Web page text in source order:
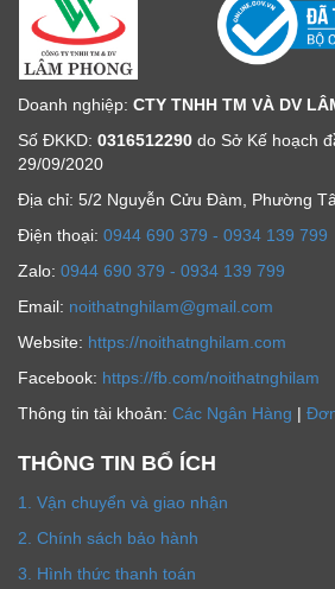
Doanh nghiệp: CTY TNHH TM VÀ DV
Số ĐKKD: 0316512290 do Sở Kế hoạch
29/09/2020
Địa chỉ: 5/2 Nguyễn Cửu Đàm, Phường
Ðiện thoại: 0944 690 379 - 0934 139 799
Zalo: 0944 690 379 - 0934 139 799
Email: noithatnghilam@gmail.com
Website: https://noithatnghilam.com
Facebook: https://fb.com/noithatnghilam
Thông tin tài khoản: Các Ngân Hàng |
THÔNG TIN BỔ ÍCH
1. Vận chuyển và giao nhận
2. Chính sách bảo hành
3. Hình thức thanh toán